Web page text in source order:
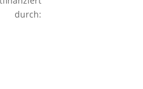
durch: